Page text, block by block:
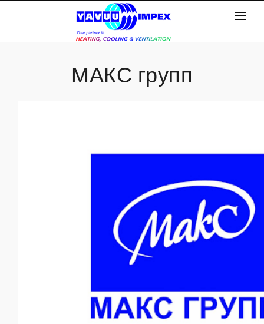
МАКС групп